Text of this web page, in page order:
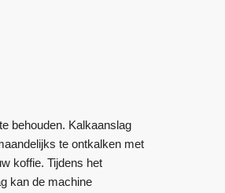
behouden. Kalkaanslag
te ontkalken met
koffie. Tijdens het
kan de machine